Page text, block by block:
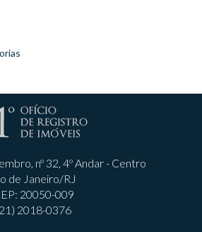
nº 32, 4º Andar - Centro
de Janeiro/RJ
20050-009
2018-0376